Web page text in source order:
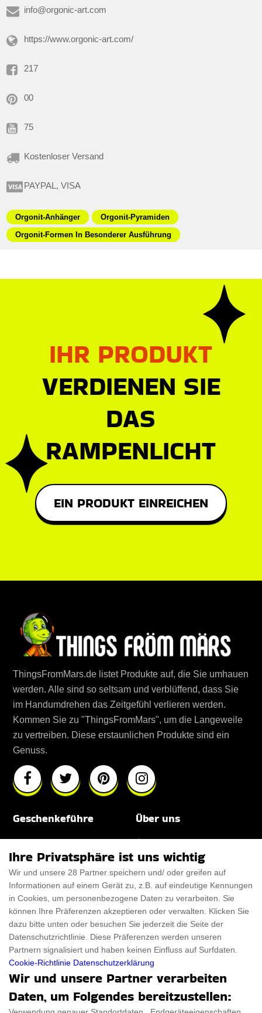
info@orgonic-art.com
https://www.orgonic-art.com/
217
00
75
Kostenloser Versand
PAYPAL, VISA
Orgonit-Anhänger
Orgonit-Pyramiden
Orgonit-Formen In Besonderer Ausführung
IHR PRODUKT
VERDIENEN SIE
DAS
RAMPENLICHT
EIN PRODUKT EINREICHEN
ThingsFromMars.de listet Produkte auf, die Sie umhauen
werden. Alle sind so seltsam und verblüffend, dass Sie
im Handumdrehen das Zeitgefühl verlieren werden.
Kommen Sie zu "ThingsFromMars", um die Langeweile
zu vertreiben. Diese erstaunlichen Produkte sind ein
Genuss.
Geschenkeführe
Für Haustiere
ThanksGiving
Über uns
Rabattcode
Trendiger Rabattcode
Black Friday
Ein Produkt einreichen
Kontakt
Ein Produkt einreichen
Datenschutz­erklärung
Datenschutz­erklärung
Impressum
Ihre Privatsphäre ist uns wichtig
Wir und unsere 28 Partner speichern und/ oder greifen auf
Informationen auf einem Gerät zu, z.B. auf eindeutige Kennungen
in Cookies, um personenbezogene Daten zu verarbeiten. Sie
können Ihre Präferenzen akzeptieren oder verwalten. Klicken Sie
dazu bitte unten oder besuchen Sie jederzeit die Seite der
Datenschutzrichtlinie. Diese Präferenzen werden unseren
Partnern signalisiert und haben keinen Einfluss auf Surfdaten.
Cookie-Richtlinie Datenschutzerklärung
Wir und unsere Partner verarbeiten
Daten, um Folgendes bereitzustellen: